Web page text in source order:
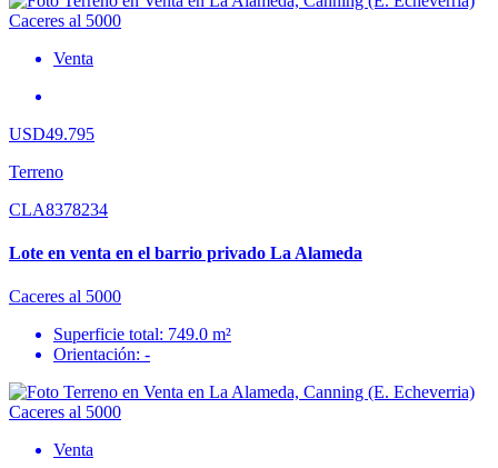
Venta
USD49.795
Terreno
CLA8378234
Lote en venta en el barrio privado La Alameda
Caceres al 5000
Superficie total: 749.0 m²
Orientación: -
Venta